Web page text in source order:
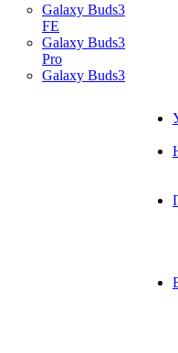
Galaxy Buds3
FE
Galaxy Buds3
Pro
Galaxy Buds3